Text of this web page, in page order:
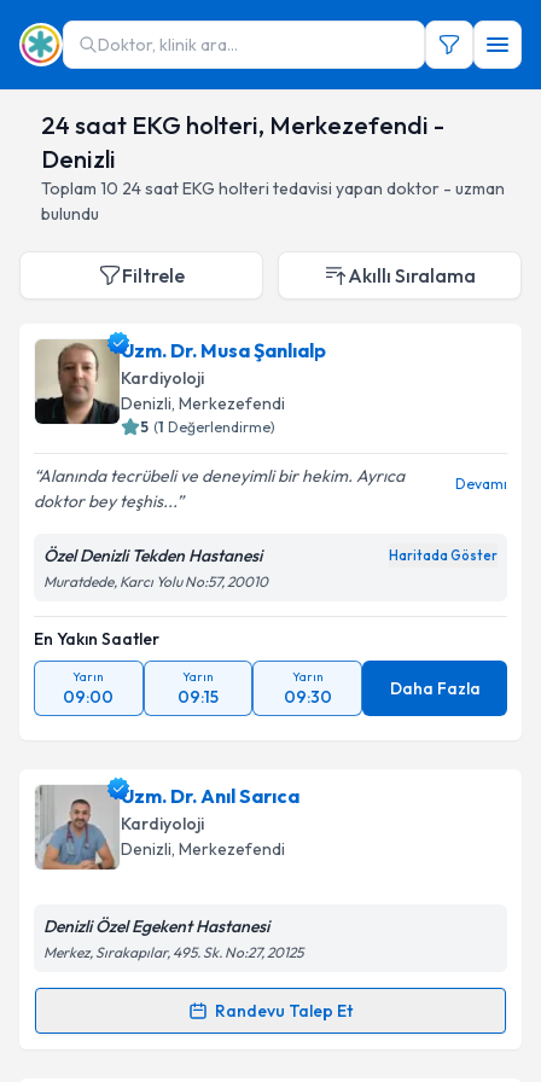
Doktor, klinik ara...
24 saat EKG holteri, Merkezefendi -
Denizli
Toplam 10 24 saat EKG holteri tedavisi yapan doktor - uzman
bulundu
Filtrele Akıllı Sıralama
Uzm. Dr. Musa Şanlıalp
Kardiyoloji
Denizli, Merkezefendi
5 (1 Değerlendirme)
Alanında tecrübeli ve deneyimli bir hekim. Ayrıca
doktor bey teşhis...
Devamı
Özel Denizli Tekden Hastanesi Haritada Göster
Muratdede, Karcı Yolu No:57, 20010
En Yakın Saatler
Yarın
09:00
Yarın
09:15
Yarın
09:30 Daha Fazla
Uzm. Dr. Anıl Sarıca
Kardiyoloji
Denizli, Merkezefendi
Denizli Özel Egekent Hastanesi
Merkez, Sırakapılar, 495. Sk. No:27, 20125
Randevu Talep Et
Randevu Takvimi Talebi